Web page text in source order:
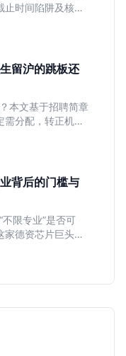
时间陷阱及核心
投入。
留沪的跳板还
本文基于招聘简章
分配，转正机会
明、想接触真实
背后的门槛与
限专业”是否可
德资芯片巨头的
助你判断是否值